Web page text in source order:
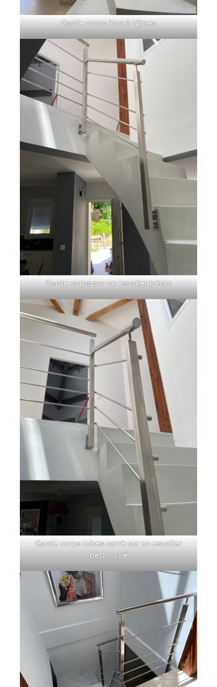
Garde corps inox à Nîmes
Garde corps sur un escalier béton
Garde corps tubes carré sur un escalier
béton ciré